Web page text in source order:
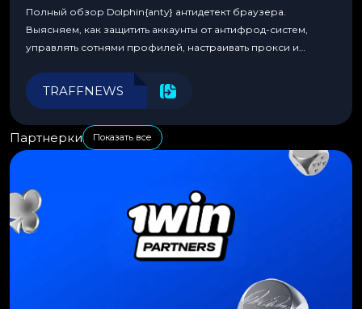
Полный обзор Dolphin{anty} антидетект браузера.
Выясняем, как защитить аккаунты от антифрод-систем,
управлять сотнями профилей, настраивать прокси и
эффективности.
TRAFFNEWS
Партнерки Показать все